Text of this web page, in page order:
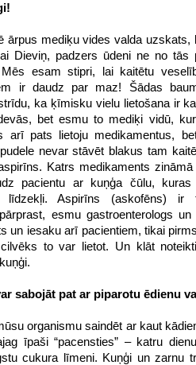
ārpus mediķu vides valda uzskats,
Dieviņ, padzers ūdeni ne no tās
esam stipri, lai kaitētu
ir daudz par maz! Šādas
ka ķīmisku vielu lietošana ir
bet esmu to mediķi vidū,
arī pats lietoju medikamentus,
nevar stāvēt blakus tam
Katrs medikaments
pacientu ar kuņģa čūlu,
līdzekļi. Aspirīns (askofēns) ir
esmu gastroenterologs un
un iesaku arī pacientiem, tikai
to var lietot. Un klāt
sabojāt pat ar piparotu ēdienu
organismu saindēt ar kaut
īpaši “pacensties” – katru
cukura līmeni. Kuņģi un zarnu